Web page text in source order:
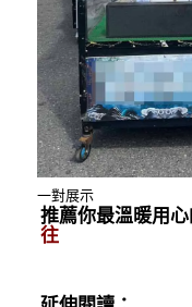
一對展示
推薦你最溫暖用
往